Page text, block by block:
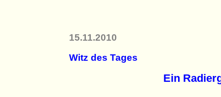
15.11.2010
Witz des Tages
Ein